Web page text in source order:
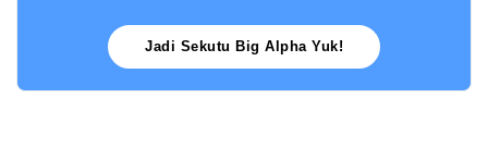
Jadi Sekutu Big Alpha Yuk!